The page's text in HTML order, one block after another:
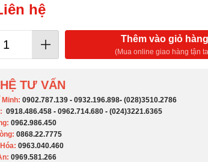
hệ
Thêm vào giỏ hàng
(Mua online giao hàng tận
TƯ VẤN
Minh:0902.787.139 -0932.196.898-(028)3510.2786
0918.486.458 -0962.714.680 -(024)3221.6365
0962.986.450
0868.22.7775
Hóa:0963.040.460
0969.581.266